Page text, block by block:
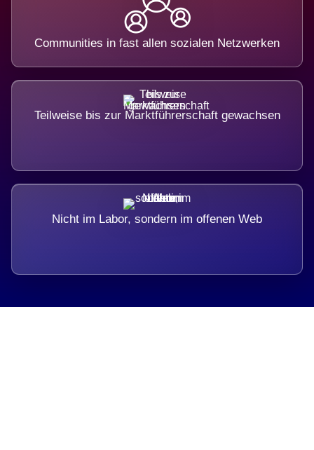
Communities in fast allen sozialen Netzwerken
Teilweise bis zur Marktführerschaft gewachsen
Nicht im Labor, sondern im offenen Web